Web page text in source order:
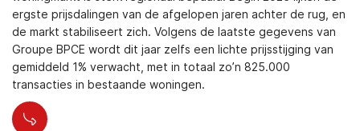
ergste prijsdalingen van de afgelopen jaren achter de rug, en
de markt stabiliseert zich. Volgens de laatste gegevens van
Groupe BPCE wordt dit jaar zelfs een lichte prijsstijging van
gemiddeld 1% verwacht, met in totaal zo’n 825.000
transacties in bestaande woningen.